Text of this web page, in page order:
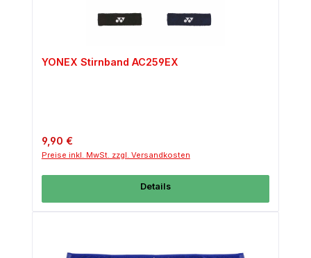
YONEX Stirnband AC259EX
Regulärer Preis:
9,90 €
Preise inkl. MwSt. zzgl. Versandkosten
Details